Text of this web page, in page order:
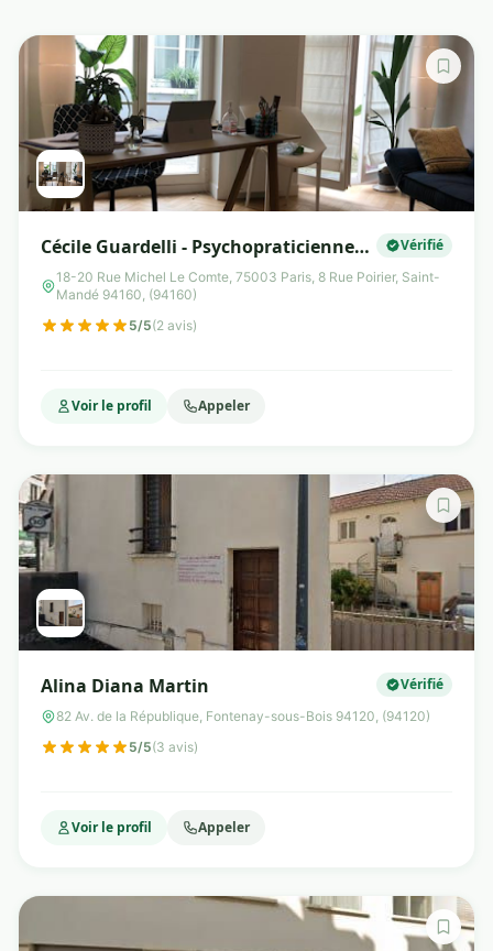
Cécile Guardelli - Psychopraticienne
EMDR & PNL et Spécialiste Nutrition à
Paris 3 et Saint-Mandé
Vérifié
18-20 Rue Michel Le Comte, 75003 Paris, 8 Rue Poirier, Saint-
Mandé 94160, (94160)
5/5(2 avis)
Voir le profil Appeler
Alina Diana Martin Vérifié
82 Av. de la République, Fontenay-sous-Bois 94120, (94120)
5/5(3 avis)
Voir le profil Appeler